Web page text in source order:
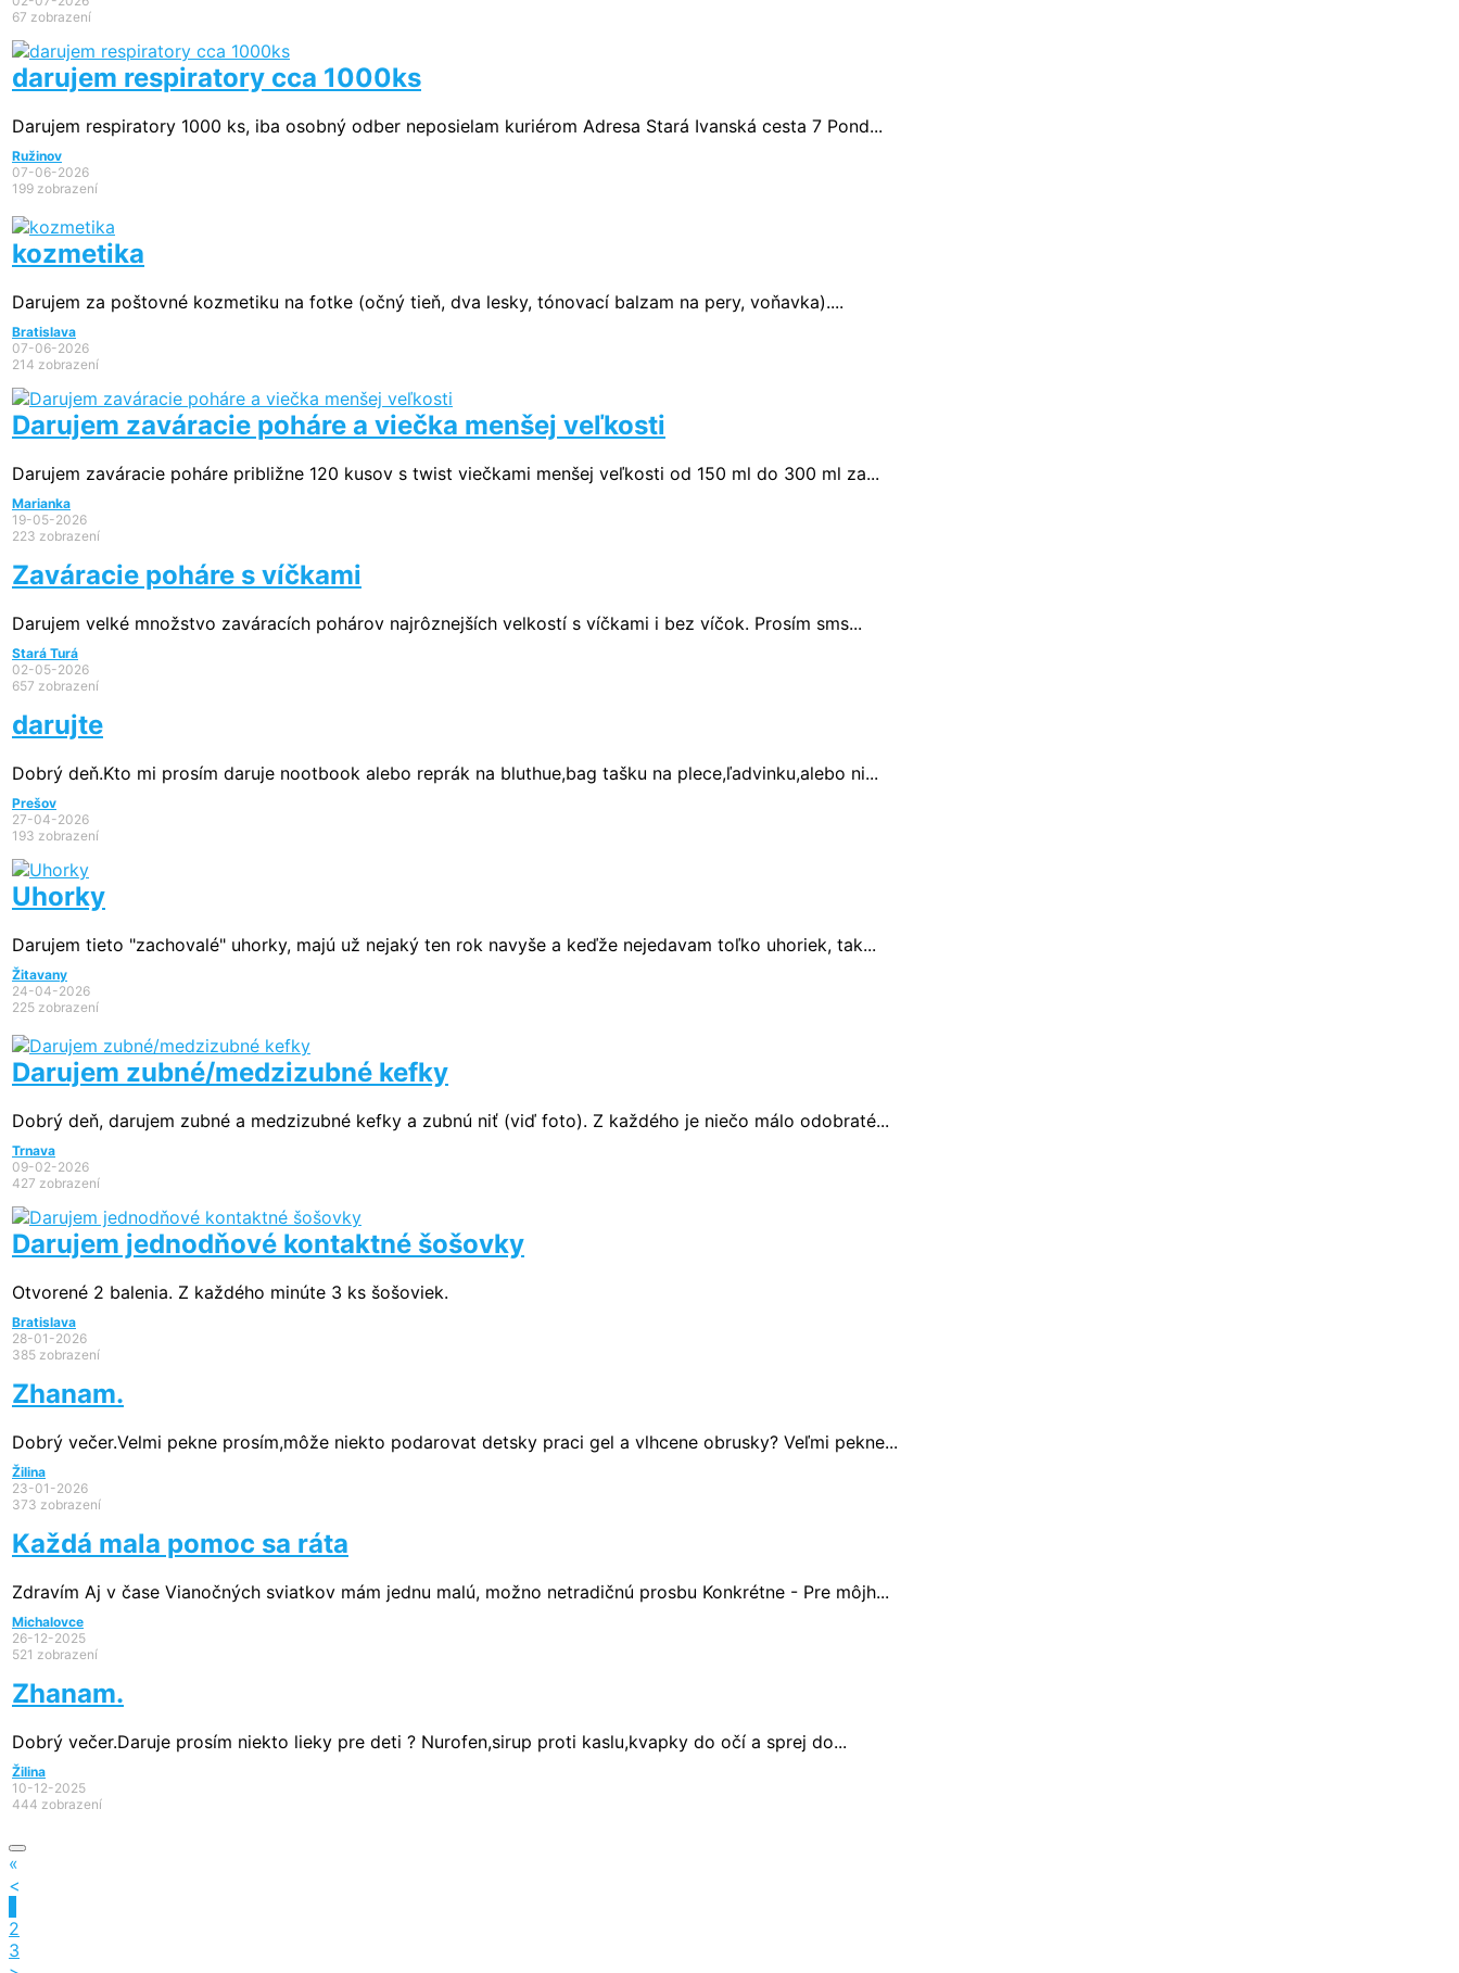
67 zobrazení
darujem respiratory cca 1000ks
Darujem respiratory 1000 ks, iba osobný odber neposielam kuriérom Adresa Stará Ivanská cesta 7 Pond...
Ružinov
07-06-2026
199 zobrazení
kozmetika
Darujem za poštovné kozmetiku na fotke (očný tieň, dva lesky, tónovací balzam na pery, voňavka)....
Bratislava
07-06-2026
214 zobrazení
Darujem zaváracie poháre a viečka menšej veľkosti
Darujem zaváracie poháre približne 120 kusov s twist viečkami menšej veľkosti od 150 ml do 300 ml za...
Marianka
19-05-2026
223 zobrazení
Zaváracie poháre s víčkami
Darujem velké množstvo zaváracích pohárov najrôznejších velkostí s víčkami i bez víčok. Prosím sms...
Stará Turá
02-05-2026
657 zobrazení
darujte
Dobrý deň.Kto mi prosím daruje nootbook alebo reprák na bluthue,bag tašku na plece,ľadvinku,alebo ni...
Prešov
27-04-2026
193 zobrazení
Uhorky
Darujem tieto "zachovalé" uhorky, majú už nejaký ten rok navyše a keďže nejedavam toľko uhoriek, tak...
Žitavany
24-04-2026
225 zobrazení
Darujem zubné/medzizubné kefky
Dobrý deň, darujem zubné a medzizubné kefky a zubnú niť (viď foto). Z každého je niečo málo odobraté...
Trnava
09-02-2026
427 zobrazení
Darujem jednodňové kontaktné šošovky
Otvorené 2 balenia. Z každého minúte 3 ks šošoviek.
Bratislava
28-01-2026
385 zobrazení
Zhanam.
Dobrý večer.Velmi pekne prosím,môže niekto podarovat detsky praci gel a vlhcene obrusky? Veľmi pekne...
Žilina
23-01-2026
373 zobrazení
Každá mala pomoc sa ráta
Zdravím Aj v čase Vianočných sviatkov mám jednu malú, možno netradičnú prosbu Konkrétne - Pre môjh...
Michalovce
26-12-2025
521 zobrazení
Zhanam.
Dobrý večer.Daruje prosím niekto lieky pre deti ? Nurofen,sirup proti kaslu,kvapky do očí a sprej do...
Žilina
10-12-2025
444 zobrazení
«
<
2
3